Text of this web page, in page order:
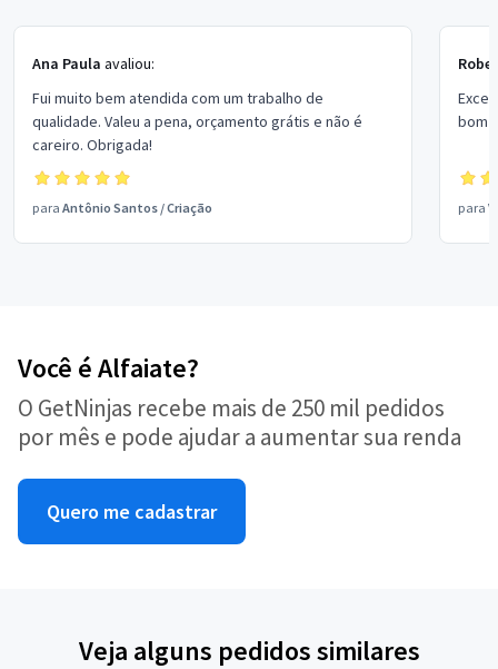
Ana Paula avaliou:
Fui muito bem atendida com um trabalho de
qualidade. Valeu a pena, orçamento grátis e não é
careiro. Obrigada!
para Antônio Santos /Criação
bom
para
Você é Alfaiate?
O GetNinjas recebe mais de 250 mil pedidos
por mês e pode ajudar a aumentar sua renda
Quero me cadastrar
Veja alguns pedidos similares